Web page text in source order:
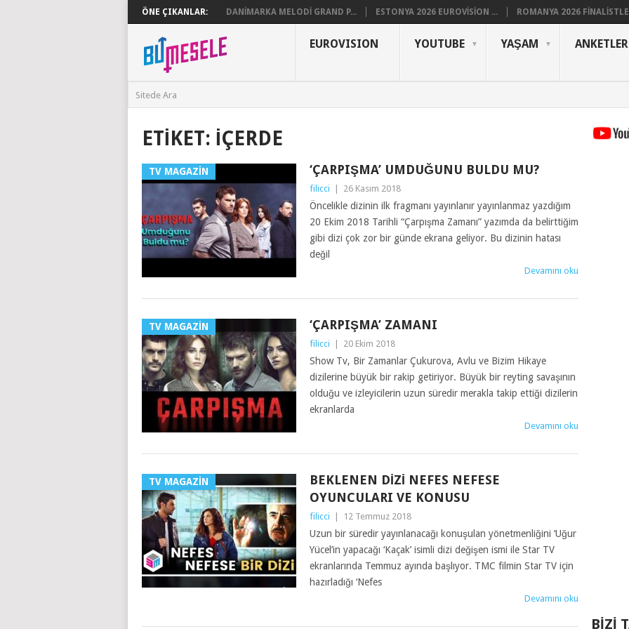
ÖNE ÇIKANLAR: DANIMARKA MELODI GRAND P... ESTONYA 2026 EUROVISION ... ROMANYA 2026
EUROVISION YOUTUBE YAŞAM ANKETLER
ETIKET: IÇERDE
TV MAGAZIN ‘ÇARPIŞMA’ UMDUĞUNU BULDU MU?
filicci 26 Kasım 2018
Öncelikle dizinin ilk fragmanı yayınlanır yayınlanmaz yazdığım
20 Ekim 2018 Tarihli “Çarpışma Zamanı” yazımda da belirttiğim
gibi dizi çok zor bir günde ekrana geliyor. Bu dizinin hatası
değil
Devamını oku
TV MAGAZIN ‘ÇARPIŞMA’ ZAMANI
filicci 20 Ekim 2018
Show Tv, Bir Zamanlar Çukurova, Avlu ve Bizim Hikaye
dizilerine büyük bir rakip getiriyor. Büyük bir reyting savaşının
olduğu ve izleyicilerin uzun süredir merakla takip ettiği dizilerin
ekranlarda
Devamını oku
TV MAGAZIN
BEKLENEN DIZI NEFES NEFESE
OYUNCULARI VE KONUSU
filicci 12 Temmuz 2018
Uzun bir süredir yayınlanacağı konuşulan yönetmenliğini ‘Uğur
Yücel’in yapacağı ‘Kaçak’ isimli dizi değişen ismi ile Star TV
ekranlarında Temmuz ayında başlıyor. TMC filmin Star TV için
hazırladığı ‘Nefes
Devamını oku
BIZI